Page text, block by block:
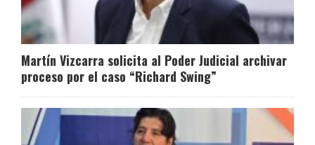
Martín Vizcarra solicita al Poder Judicial archivar
proceso por el caso “Richard Swing”